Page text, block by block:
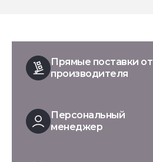
Прямые поставки от
производителя
Персональный
менеджер